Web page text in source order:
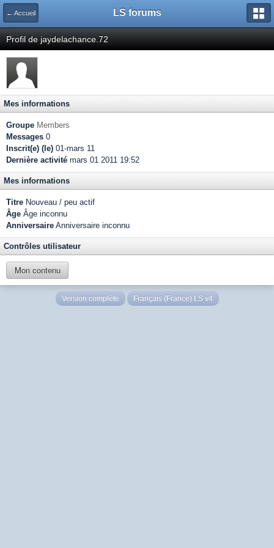
← Accueil LS forums
Profil de jaydelachance.72
Mes informations
Groupe Members
Messages 0
Inscrit(e) (le) 01-mars 11
Dernière activité mars 01 2011 19:52
Mes informations
Titre Nouveau / peu actif
Âge Âge inconnu
Anniversaire Anniversaire inconnu
Contrôles utilisateur
Mon contenu
Version complète Français (France) LS v4